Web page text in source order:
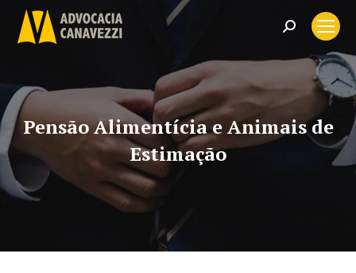
Search:
Pensão Alimentícia e Animais de
Estimação